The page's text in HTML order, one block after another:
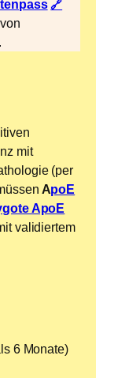
mit
(per
ApoE
ApoE
validiertem
6 Monate)